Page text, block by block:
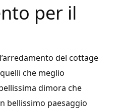
per il
del cottage
che meglio
dimora che
bellissimo paesaggio